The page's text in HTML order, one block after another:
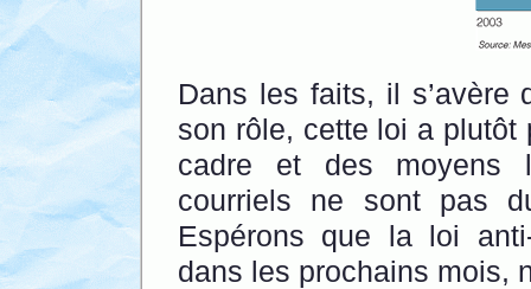
Dans les faits, il s’avère
son rôle, cette loi a plutôt
cadre et des moyens
courriels ne sont pas
Espérons que la loi
dans les prochains mois,